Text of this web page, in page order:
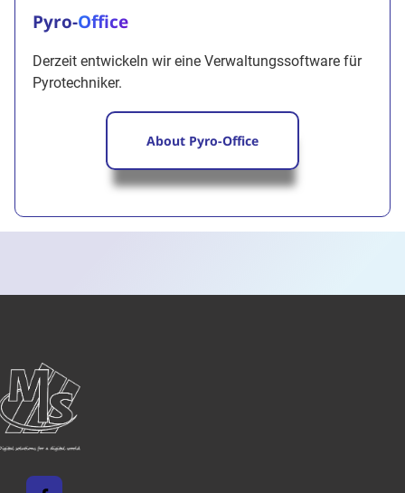
Pyro-Office
Derzeit entwickeln wir eine Verwaltungssoftware für
Pyrotechniker.
About Pyro-Office